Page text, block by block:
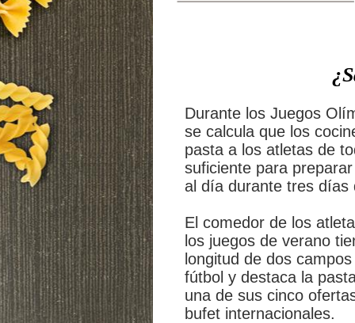
Durante los Juegos
se calcula que los
pasta a los atletas de
suficiente para
al día durante tres
El comedor de los
los juegos de verano
longitud de dos
fútbol y destaca la
una de sus cinco
bufet internacionales.